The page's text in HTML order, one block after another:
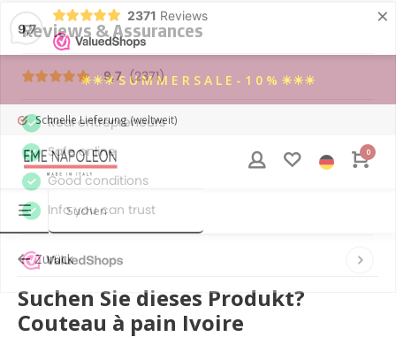
9,7
2371 Reviews ×
☀☀☀ S U M M E R S A L E - 1 0 % ☀☀☀
Schnelle Lieferung(weltweit)
0
Zurück
Suchen Sie dieses Produkt?
Couteau à pain Ivoire